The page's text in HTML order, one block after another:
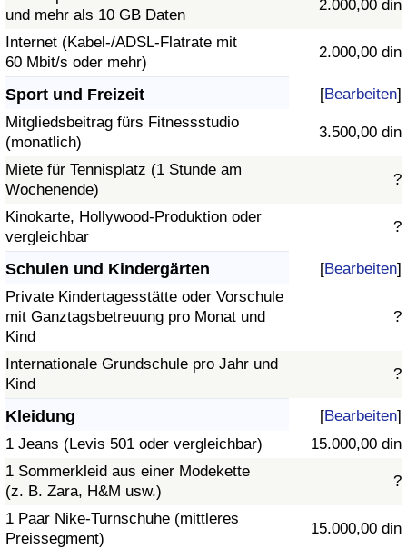
und mehr als 10 GB Daten
2.000,00 din
Internet (Kabel-/ADSL-Flatrate mit
60 Mbit/s oder mehr)
2.000,00 din
Sport und Freizeit [Bearbeiten]
Mitgliedsbeitrag fürs Fitnessstudio
(monatlich)
3.500,00 din
Miete für Tennisplatz (1 Stunde am
Wochenende)
?
Kinokarte, Hollywood-Produktion oder
vergleichbar
?
Schulen und Kindergärten [Bearbeiten]
Private Kindertagesstätte oder Vorschule
mit Ganztagsbetreuung pro Monat und
Kind
?
Internationale Grundschule pro Jahr und
Kind
?
Kleidung [Bearbeiten]
1 Jeans (Levis 501 oder vergleichbar)
15.000,00 din
1 Sommerkleid aus einer Modekette
(z. B. Zara, H&M usw.)
?
1 Paar Nike-Turnschuhe (mittleres
Preissegment)
15.000,00 din